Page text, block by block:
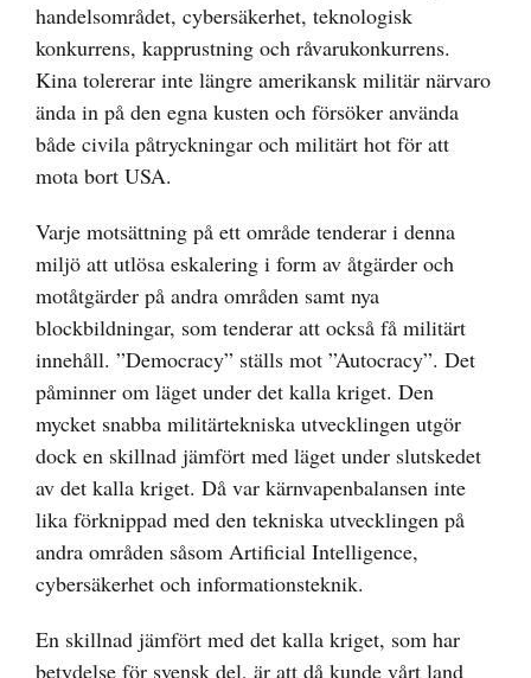
handelsområdet, cybersäkerhet, teknologisk
konkurrens, kapprustning och råvarukonkurrens.
Kina tolererar inte längre amerikansk militär närvaro
ända in på den egna kusten och försöker använda
både civila påtryckningar och militärt hot för att
mota bort USA.
Varje motsättning på ett område tenderar i denna
miljö att utlösa eskalering i form av åtgärder och
motåtgärder på andra områden samt nya
blockbildningar, som tenderar att också få militärt
innehåll. ”Democracy” ställs mot ”Autocracy”. Det
påminner om läget under det kalla kriget. Den
mycket snabba militärtekniska utvecklingen utgör
dock en skillnad jämfört med läget under slutskedet
av det kalla kriget. Då var kärnvapenbalansen inte
lika förknippad med den tekniska utvecklingen på
andra områden såsom Artificial Intelligence,
cybersäkerhet och informationsteknik.
En skillnad jämfört med det kalla kriget, som har
betydelse för svensk del, är att då kunde vårt land